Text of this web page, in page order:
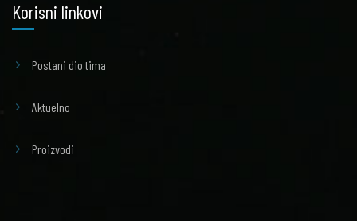
Korisni linkovi
Postani dio tima
Aktuelno
Proizvodi